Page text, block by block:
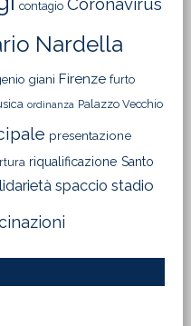
contagio
Nardella
giani Firenze furto
ordinanza Palazzo Vecchio
presentazione
riqualificazione Santo
spaccio stadio